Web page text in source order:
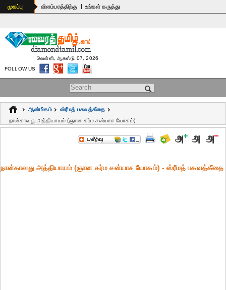
முகப்பு விளம்பரத்திற்கு | உங்கள் கருத்து
Search form
வெள்ளி, ஆகஸ்டு 07, 2026
FOLLOW US
ஆன்மிகம்
ஸ்ரீமத் பகவத்கீதை
நான்காவது அத்தியாயம் (ஞான கர்ம சன்யாச யோகம்)
நான்காவது அத்தியாயம் (ஞான கர்ம சன்யாச யோகம்) - ஸ்ரீமத் பகவத்கீதை